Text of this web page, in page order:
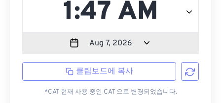
클립보드에 복사
*CAT 현재 사용 중인 CAT 으로 변경되었습니다.